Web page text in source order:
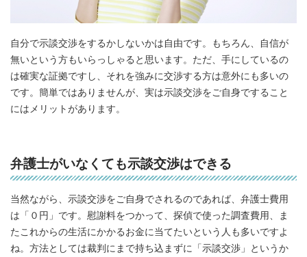
自分で示談交渉をするかしないかは自由です。もちろん、自信が
無いという方もいらっしゃると思います。ただ、手にしているの
は確実な証拠ですし、それを強みに交渉する方は意外にも多いの
です。簡単ではありませんが、実は示談交渉をご自身ですること
にはメリットがあります。
弁護士がいなくても示談交渉はできる
当然ながら、示談交渉をご自身でされるのであれば、弁護士費用
は「０円」です。慰謝料をつかって、探偵で使った調査費用、ま
たこれからの生活にかかるお金に当てたいという人も多いですよ
ね。方法としては裁判にまで持ち込まずに「示談交渉」というか